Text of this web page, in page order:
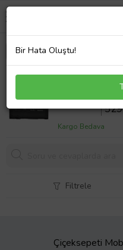
Asus G55VW-
Kargo Bedava
Filtrele
Çiçeksepeti
Bir Hata Oluştu!